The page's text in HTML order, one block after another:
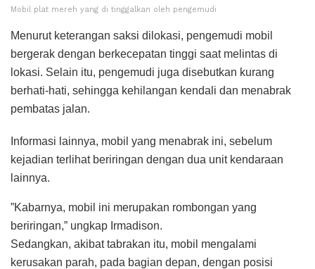
Mobil plat mereh yang di tinggalkan oleh pengemudi
Menurut keterangan saksi dilokasi, pengemudi mobil
bergerak dengan berkecepatan tinggi saat melintas di
lokasi. Selain itu, pengemudi juga disebutkan kurang
berhati-hati, sehingga kehilangan kendali dan menabrak
pembatas jalan.
Informasi lainnya, mobil yang menabrak ini, sebelum
kejadian terlihat beriringan dengan dua unit kendaraan
lainnya.
”Kabarnya, mobil ini merupakan rombongan yang
beriringan,” ungkap Irmadison.
Sedangkan, akibat tabrakan itu, mobil mengalami
kerusakan parah, pada bagian depan, dengan posisi